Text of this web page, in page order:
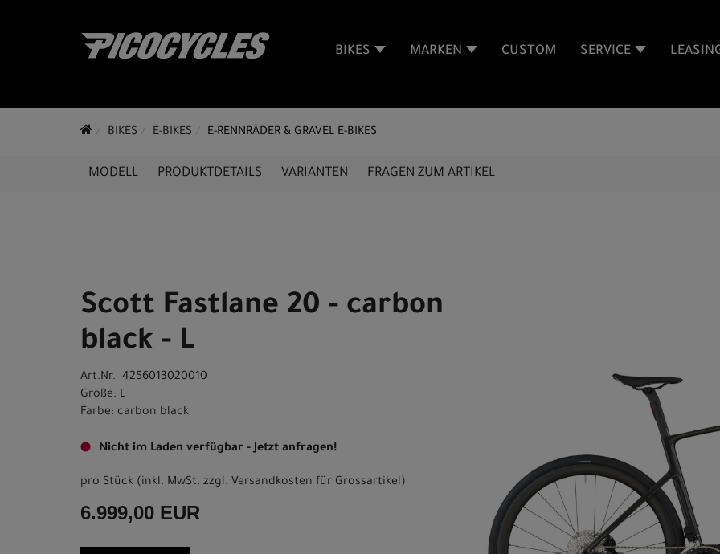
BIKES MARKEN CUSTOM SERVICE
BIKES E-BIKES E-RENNRÄDER & GRAVEL E-BIKES
MODELL PRODUKTDETAILS VARIANTEN FRAGEN ZUM ARTIKEL
Scott Fastlane 20 - carbon
black - L
Art.Nr. 4256013020010
Größe: L
Farbe: carbon black
Nicht im Laden verfügbar - Jetzt anfragen!
pro Stück (inkl. MwSt. zzgl. Versandkosten für Grossartikel)
6.999,00 EUR